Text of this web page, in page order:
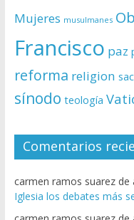
Mujeres musulmanes
Francisco paz
reforma religion
sínodo teología
Comentarios
carmen ramos suarez de
Iglesia los debates más